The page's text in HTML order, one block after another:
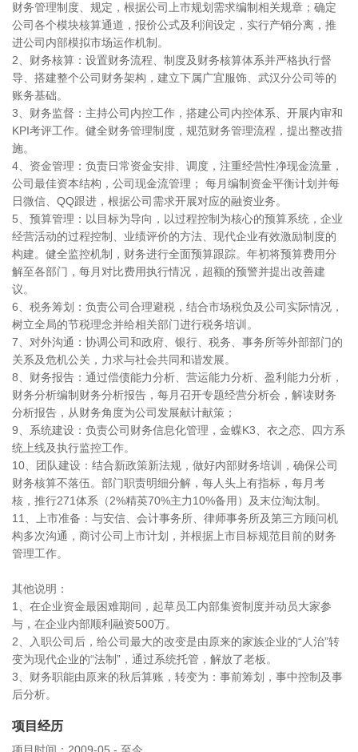
财务管理制度、规定，根据公司上市规划需求编制相关规章；确定
公司各个模块核算通道，报价公式及利润设定，实行产销分离，推
进公司内部模拟市场运作机制。
2、财务核算：设置财务流程、制度及财务核算体系并严格执行督
导、搭建整个公司财务架构，建立下属广宜服饰、武汉分公司等的
账务基础。
3、财务监督：主持公司内控工作，搭建公司内控体系、开展内审和
KPI考评工作。健全财务管理制度，规范财务管理流程，提出整改措
施。
4、资金管理：负责日常资金安排、调度，注重经营性净现金流量，
公司最佳资本结构，公司现金流管理； 每月编制资金平衡计划并每
日微信、QQ跟进，根据公司需求开展对应的融资业务。
5、预算管理：以目标为导向，以过程控制为核心的预算系统，企业
经营活动的过程控制、业绩评价的方法、现代企业有效激励制度的
构建。健全监控机制，财务进行全面预算跟踪。年初将预算费用分
解至各部门，每月对比费用执行情况，超额的预警并提出改善建
议。
6、税务筹划：负责公司合理避税，结合市场税负及公司实际情况，
树立全局的节税理念并给相关部门进行税务培训。
7、对外沟通：协调公司和政府、银行、税务、事务所等外部部门的
关系及危机公关，力求与社会共同和谐发展。
8、财务报告：通过偿债能力分析、营运能力分析、盈利能力分析，
财务分析编制财务分析报告，每月召开专题经营分析会，解读财务
分析报告，从财务角度为公司发展献计献策；
9、系统建设：负责公司财务信息化管理，金蝶K3、衣之恋、四方系
统上线及执行监控工作。
10、团队建设：结合新政策新法规，做好内部财务培训，确保公司
财务核算不落伍。部门职责明细分解，每人头上有指标，每月考
核，推行271体系（2%精英70%主力10%备用）及末位淘汰制。
11、上市准备：与安信、会计事务所、律师事务所及第三方顾问机
构多次沟通，商讨公司上市计划，并根据上市目标规范目前的财务
管理工作。
其他说明：
1、在企业资金最困难期间，起草员工内部集资制度并动员大家参
与，在企业内部顺利融资500万。
2、入职公司后，给公司最大的改变是由原来的家族企业的“人治”转
变为现代企业的“法制”，通过系统托管，解放了老板。
3、财务职能由原来的秋后算账，转变为：事前筹划，事中控制及事
后分析。
项目经历